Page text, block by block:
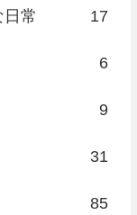
常 17
6
9
31
85